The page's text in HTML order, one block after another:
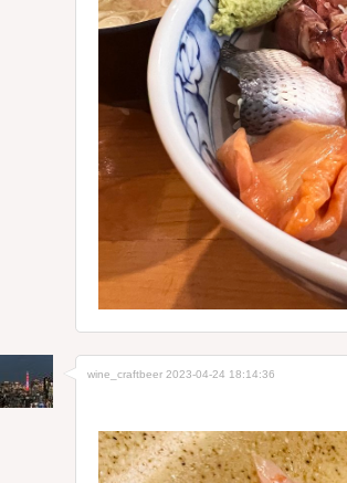
wine_craftbeer 2023-04-24 18:14:36